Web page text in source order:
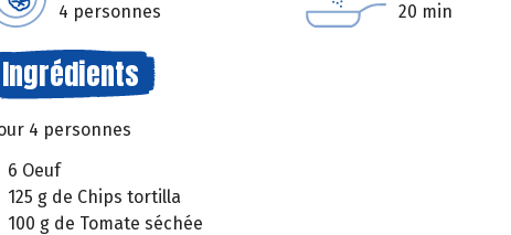
4 personnes 20 min
Ingrédients
4 personnes
6 Oeuf
125 g de Chips tortilla
100 g de Tomate séchée